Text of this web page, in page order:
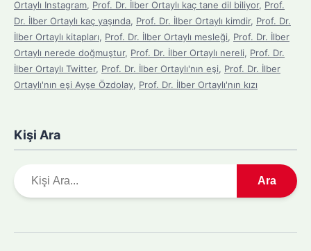
Ortaylı Instagram, Prof. Dr. İlber Ortaylı kaç tane dil biliyor, Prof.
Dr. İlber Ortaylı kaç yaşında, Prof. Dr. İlber Ortaylı kimdir, Prof. Dr.
İlber Ortaylı kitapları, Prof. Dr. İlber Ortaylı mesleği, Prof. Dr. İlber
Ortaylı nerede doğmuştur, Prof. Dr. İlber Ortaylı nereli, Prof. Dr.
İlber Ortaylı Twitter, Prof. Dr. İlber Ortaylı'nın eşi, Prof. Dr. İlber
Ortaylı'nın eşi Ayşe Özdolay, Prof. Dr. İlber Ortaylı'nın kızı
Kişi Ara
r
Ara